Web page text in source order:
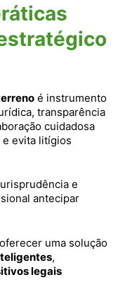
é instrumento
transparência
cuidadosa
evita litígios
e
antecipar
uma solução
,
legais